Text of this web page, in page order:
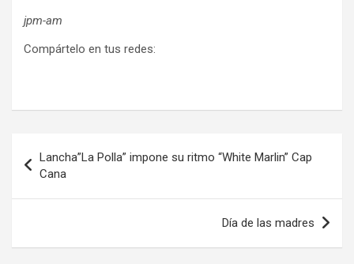
jpm-am
Compártelo en tus redes:
de
entradas
Lancha”La Polla” impone su ritmo “White Marlin” Cap
Cana
Día de las madres